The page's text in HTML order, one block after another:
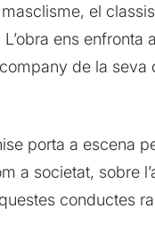
el
ens enfronta
de la seva
porta a escena
a societat, sobre
conductes